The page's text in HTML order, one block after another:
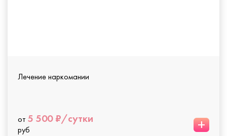
Лечение наркомании
от 5 500 ₽/сутки
руб +